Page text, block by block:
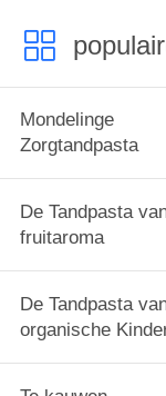
Mondelinge
Zorgtandpasta
De Tandpasta
fruitaroma
De Tandpasta
organische